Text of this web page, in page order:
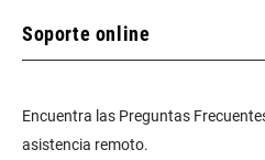
Soporte online
Encuentra las Preguntas
asistencia remoto.